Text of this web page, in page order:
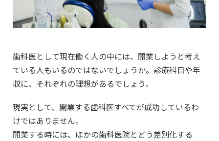
歯科医として現在働く人の中には、開業しようと考え
ている人もいるのではないでしょうか。診療科目や年
収に、それぞれの理想があるでしょう。
現実として、開業する歯科医すべてが成功しているわ
けではありません。
開業する時には、ほかの歯科医院とどう差別化する